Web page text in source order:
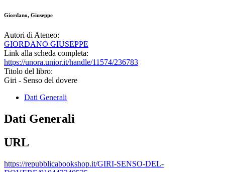
Giordano, Giuseppe
Autori di Ateneo:
GIORDANO GIUSEPPE
Link alla scheda completa:
https://unora.unior.it/handle/11574/236783
Titolo del libro:
Giri - Senso del dovere
Dati Generali
Dati Generali
URL
https://repubblicabookshop.it/GIRI-SENSO-DEL-